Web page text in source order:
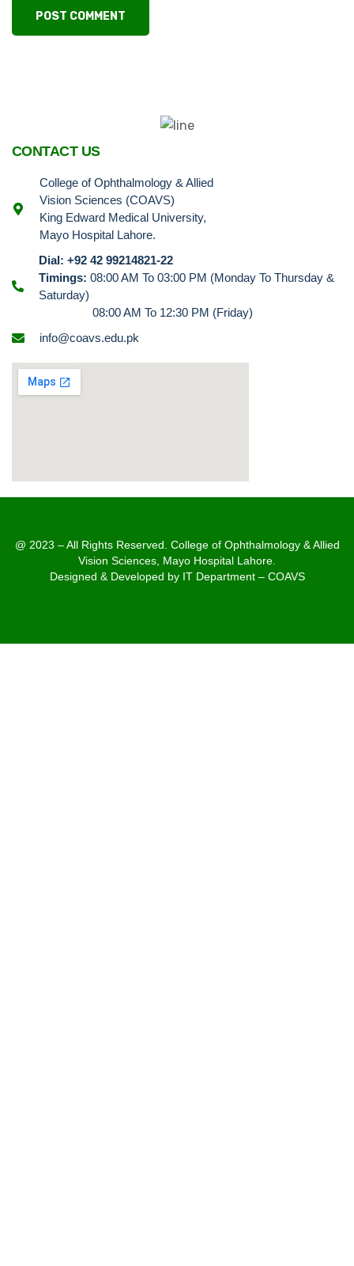
CONTACT US
College of Ophthalmology & Allied
Vision Sciences (COAVS)
King Edward Medical University,
Mayo Hospital Lahore.
Dial: +92 42 99214821-22
Timings: 08:00 AM To 03:00 PM (Monday To Thursday &
Saturday)
08:00 AM To 12:30 PM (Friday)
info@coavs.edu.pk
@ 2023 – All Rights Reserved. College of Ophthalmology & Allied
Vision Sciences, Mayo Hospital Lahore.
Designed & Developed by IT Department – COAVS